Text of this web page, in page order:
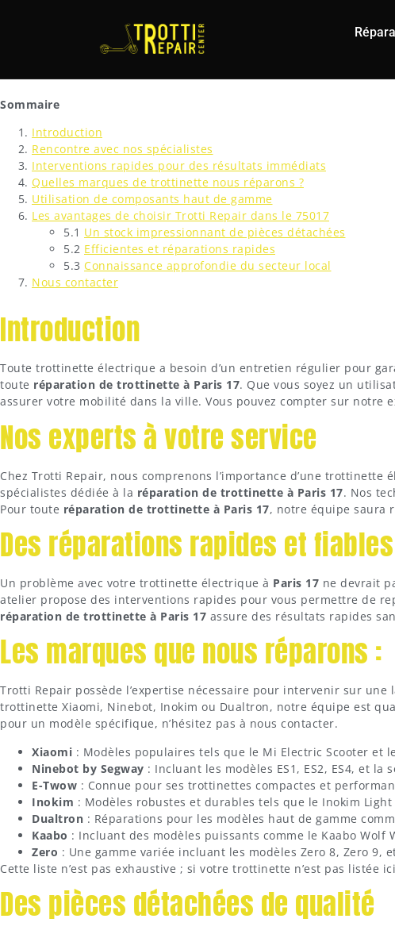
Sommaire
Introduction
Rencontre avec nos spécialistes
Interventions rapides pour des résultats immédiats
Quelles marques de trottinette nous réparons ?
Utilisation de composants haut de gamme
Les avantages de choisir Trotti Repair dans le 75017
5.1 Un stock impressionnant de pièces détachées
5.2 Efficientes et réparations rapides
5.3 Connaissance approfondie du secteur local
Nous contacter
Introduction
Toute trottinette électrique a besoin d’un entretien régulier pour
toute réparation de trottinette à Paris 17. Que vous soyez un
assurer votre mobilité dans la ville. Vous pouvez compter sur notre
Nos experts à votre service
Chez Trotti Repair, nous comprenons l’importance d’une
spécialistes dédiée à la réparation de trottinette à Paris 17. Nos
Pour toute réparation de trottinette à Paris 17, notre équipe saura
Des réparations rapides et fiables
Un problème avec votre trottinette électrique à Paris 17 ne devrait
atelier propose des interventions rapides pour vous permettre de
réparation de trottinette à Paris 17 assure des résultats rapides
Les marques que nous réparons :
Trotti Repair possède l’expertise nécessaire pour intervenir sur
trottinette Xiaomi, Ninebot, Inokim ou Dualtron, notre équipe est
pour un modèle spécifique, n’hésitez pas à nous contacter.
Xiaomi : Modèles populaires tels que le Mi Electric Scooter et
Ninebot by Segway : Incluant les modèles ES1, ES2, ES4, et la
E-Twow : Connue pour ses trottinettes compactes et
Inokim : Modèles robustes et durables tels que le Inokim Light
Dualtron : Réparations pour les modèles haut de gamme
Kaabo : Incluant des modèles puissants comme le Kaabo Wolf
Zero : Une gamme variée incluant les modèles Zero 8, Zero 9,
Cette liste n’est pas exhaustive ; si votre trottinette n’est pas listée
Des pièces détachées de qualité